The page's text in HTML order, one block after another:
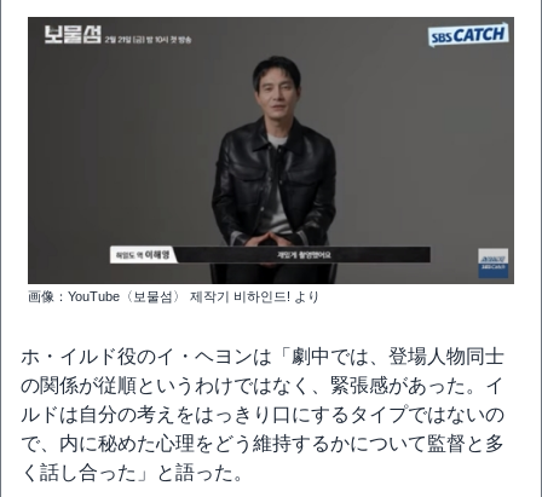
画像：YouTube〈보물섬〉 제작기 비하인드! より
ホ・イルド役のイ・ヘヨンは「劇中では、登場人物同士
の関係が従順というわけではなく、緊張感があった。イ
ルドは自分の考えをはっきり口にするタイプではないの
で、内に秘めた心理をどう維持するかについて監督と多
く話し合った」と語った。